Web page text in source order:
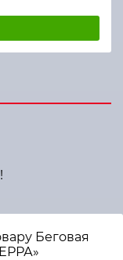
Беговая